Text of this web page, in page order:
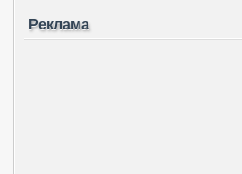
Реклама